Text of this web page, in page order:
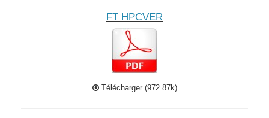
FT HPCVER
Télécharger (972.87k)